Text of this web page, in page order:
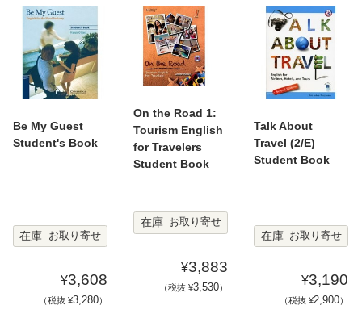
Be My Guest
Student's Book
在庫 お取り寄せ
¥3,608
（税抜 ¥3,280）
On the Road 1:
Tourism English
for Travelers
Student Book
在庫 お取り寄せ
¥3,883
（税抜 ¥3,530）
Talk About
Travel (2/E)
Student Book
在庫 お取り寄せ
¥3,190
（税抜 ¥2,900）